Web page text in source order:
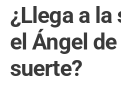
¿Llega a
el Ángel
suerte?